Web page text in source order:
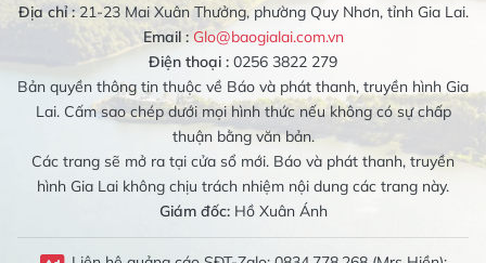
Địa chỉ :21-23 Mai Xuân Thưởng, phường Quy Nhơn, tỉnh Gia Lai.
Email : Glo@baogialai.com.vn
Điện thoại : 0256 3822 279
Bản quyền thông tin thuộc về Báo và phát thanh, truyền hình Gia
Lai. Cấm sao chép dưới mọi hình thức nếu không có sự chấp
thuận bằng văn bản.
Các trang sẽ mở ra tại cửa sổ mới. Báo và phát thanh, truyền
hình Gia Lai không chịu trách nhiệm nội dung các trang này.
Giám đốc:Hồ Xuân Ánh